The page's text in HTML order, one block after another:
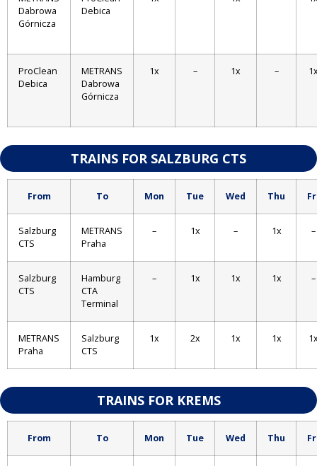
Dabrowa
Górnicza
Debica
ProClean
Debica
METRANS
Dabrowa
Górnicza
1x – 1x –
TRAINS FOR SALZBURG CTS
From To Mon Tue Wed Thu
Salzburg
CTS
METRANS
Praha
– 1x – 1x –
Salzburg
CTS
Hamburg
CTA
Terminal
– 1x 1x 1x –
METRANS
Praha
Salzburg
CTS
1x 2x 1x 1x
TRAINS FOR KREMS
From To Mon Tue Wed Thu